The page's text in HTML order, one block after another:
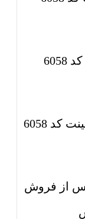
پرسش و پاسخ پارکت لمینت کد 6058
محصولات مرتبط با پارکت لمینت کد 6058
از فروش